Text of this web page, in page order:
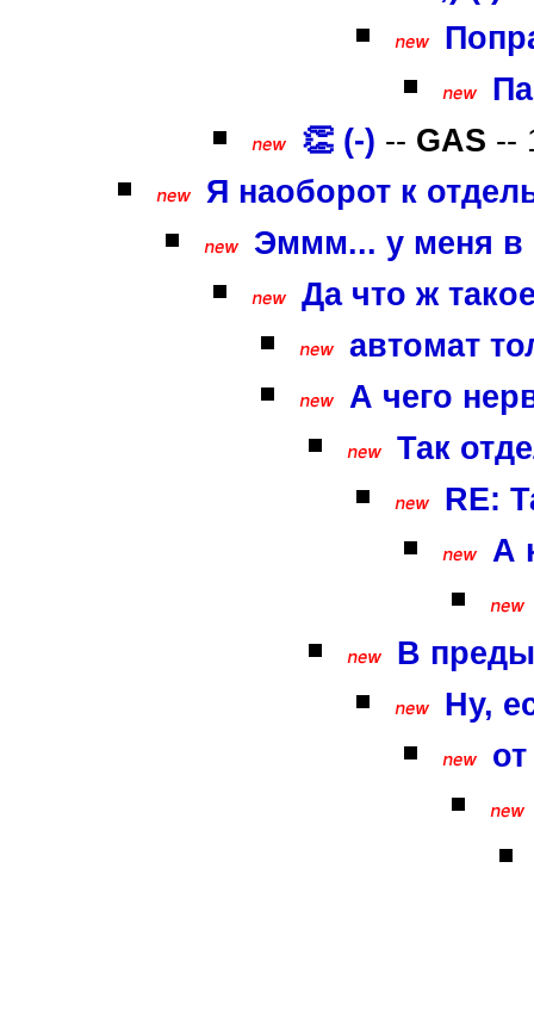
👏 (-) -- GAS --
Я наоборот к
Эммм... у меня в
Да что ж
автомат
А чего
Так
RE:
А
В
Ну,